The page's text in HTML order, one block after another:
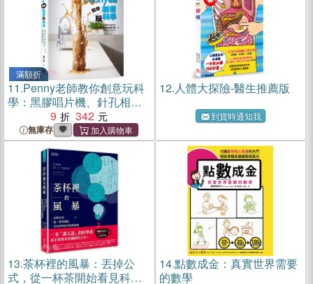
滿額折
11.Penny老師教你創意玩科
學：黑膠唱片機、針孔相
機、擴音喇叭……全部自己
做，25個必學原理╳75個超
酷實驗，在家上最有趣的理
9 342
無庫存
12.人體大探險-醫生推薦版
到貨時通知我
13.茶杯裡的風暴：丟掉公
式，從一杯茶開始看見科學
14.點數成金：真實世界需要
的數學